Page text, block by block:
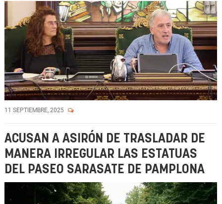
11 SEPTIEMBRE, 2025
ACUSAN A ASIRÓN DE TRASLADAR DE
MANERA IRREGULAR LAS ESTATUAS
DEL PASEO SARASATE DE PAMPLONA